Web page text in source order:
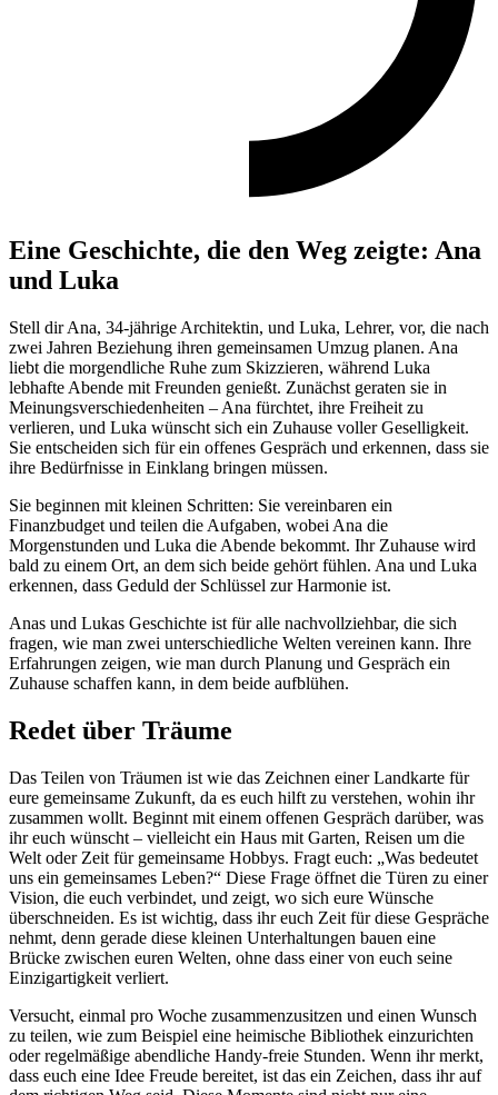
Eine Geschichte, die den Weg zeigte: Ana
und Luka
Stell dir Ana, 34-jährige Architektin, und Luka, Lehrer, vor, die nach
zwei Jahren Beziehung ihren gemeinsamen Umzug planen. Ana
liebt die morgendliche Ruhe zum Skizzieren, während Luka
lebhafte Abende mit Freunden genießt. Zunächst geraten sie in
Meinungsverschiedenheiten – Ana fürchtet, ihre Freiheit zu
verlieren, und Luka wünscht sich ein Zuhause voller Geselligkeit.
Sie entscheiden sich für ein offenes Gespräch und erkennen, dass sie
ihre Bedürfnisse in Einklang bringen müssen.
Sie beginnen mit kleinen Schritten: Sie vereinbaren ein
Finanzbudget und teilen die Aufgaben, wobei Ana die
Morgenstunden und Luka die Abende bekommt. Ihr Zuhause wird
bald zu einem Ort, an dem sich beide gehört fühlen. Ana und Luka
erkennen, dass Geduld der Schlüssel zur Harmonie ist.
Anas und Lukas Geschichte ist für alle nachvollziehbar, die sich
fragen, wie man zwei unterschiedliche Welten vereinen kann. Ihre
Erfahrungen zeigen, wie man durch Planung und Gespräch ein
Zuhause schaffen kann, in dem beide aufblühen.
Redet über Träume
Das Teilen von Träumen ist wie das Zeichnen einer Landkarte für
eure gemeinsame Zukunft, da es euch hilft zu verstehen, wohin ihr
zusammen wollt. Beginnt mit einem offenen Gespräch darüber, was
ihr euch wünscht – vielleicht ein Haus mit Garten, Reisen um die
Welt oder Zeit für gemeinsame Hobbys. Fragt euch: „Was bedeutet
uns ein gemeinsames Leben?“ Diese Frage öffnet die Türen zu einer
Vision, die euch verbindet, und zeigt, wo sich eure Wünsche
überschneiden. Es ist wichtig, dass ihr euch Zeit für diese Gespräche
nehmt, denn gerade diese kleinen Unterhaltungen bauen eine
Brücke zwischen euren Welten, ohne dass einer von euch seine
Einzigartigkeit verliert.
Versucht, einmal pro Woche zusammenzusitzen und einen Wunsch
zu teilen, wie zum Beispiel eine heimische Bibliothek einzurichten
oder regelmäßige abendliche Handy-freie Stunden. Wenn ihr merkt,
dass euch eine Idee Freude bereitet, ist das ein Zeichen, dass ihr auf